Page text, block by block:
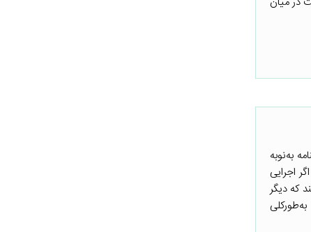
به‌نوبه
اجرایی
که دیگر